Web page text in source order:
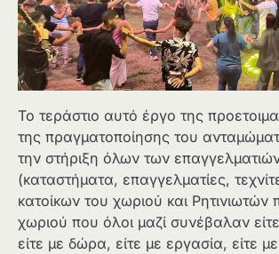
Το τεράστιο αυτό έργο της
της πραγματοποίησης του
την στήριξη όλων των
(καταστήματα, επαγγελματίες,
κατοίκων του χωριού και Ρητινιωτών
χωριού που όλοι μαζί συνέβαλαν
είτε με δώρα, είτε με εργασία, είτε